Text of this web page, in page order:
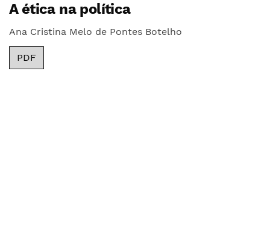
A ética na política
Ana Cristina Melo de Pontes Botelho
PDF